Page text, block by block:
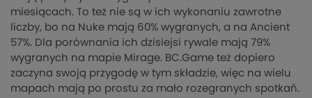
miesiącach. To też nie są w ich wykonaniu zawrotne
liczby, bo na Nuke mają 60% wygranych, a na Ancient
57%. Dla porównania ich dzisiejsi rywale mają 79%
wygranych na mapie Mirage. BC.Game też dopiero
zaczyna swoją przygodę w tym składzie, więc na wielu
mapach mają po prostu za mało rozegranych spotkań.